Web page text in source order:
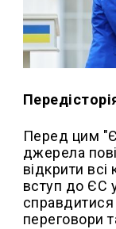
Перед цим
джерела
відкрити
вступ до ЄС
справдитися
переговори